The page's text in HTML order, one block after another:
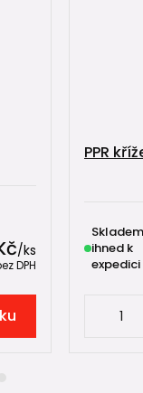
/ks
DPH
PPR
ihned k
expedici